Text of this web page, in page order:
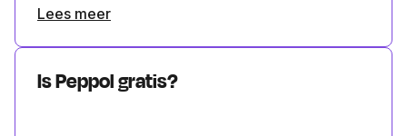
Lees meer
Is Peppol gratis?